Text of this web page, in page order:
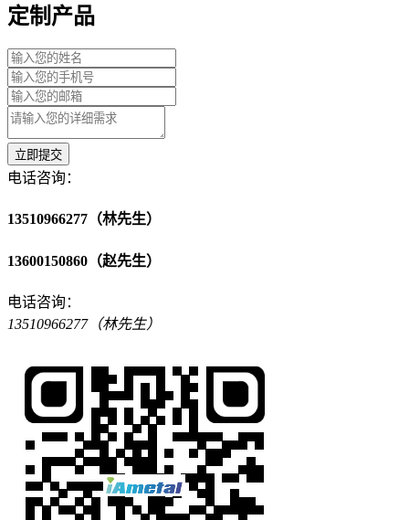
定制产品
立即提交
电话咨询：
13510966277（林先生）
13600150860（赵先生）
电话咨询：
13510966277（林先生）